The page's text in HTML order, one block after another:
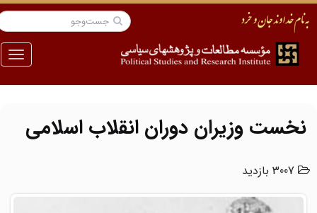
منو
نخست وزیران دوران انقلاب اسلامی
3007 بازدید